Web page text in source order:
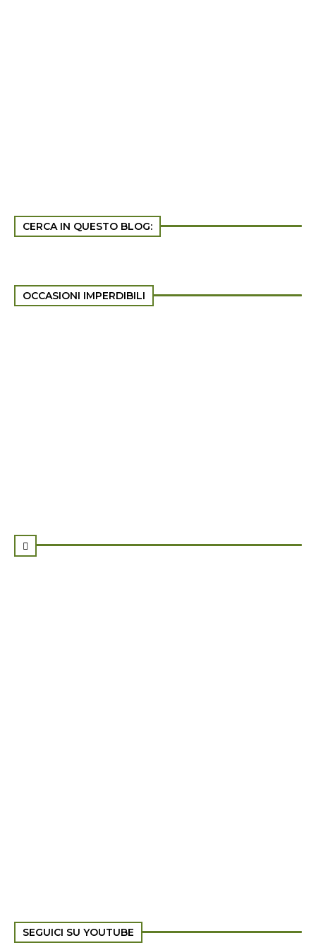
CERCA IN QUESTO BLOG:
OCCASIONI IMPERDIBILI

SEGUICI SU YOUTUBE